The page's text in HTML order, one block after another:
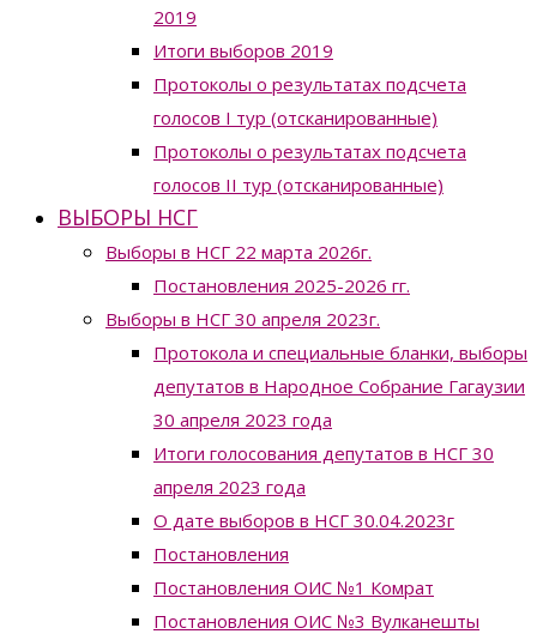
2019
Итоги выборов 2019
Протоколы о результатах подсчета
голосов I тур (отсканированные)
Протоколы о результатах подсчета
голосов II тур (отсканированные)
ВЫБОРЫ НСГ
Выборы в НСГ 22 марта 2026г.
Постановления 2025-2026 гг.
Выборы в НСГ 30 апреля 2023г.
Протокола и специальные бланки, выборы
депутатов в Народное Собрание Гагаузии
30 апреля 2023 года
Итоги голосования депутатов в НСГ 30
апреля 2023 года
О дате выборов в НСГ 30.04.2023г
Постановления
Постановления ОИС №1 Комрат
Постановления ОИС №3 Вулканешты